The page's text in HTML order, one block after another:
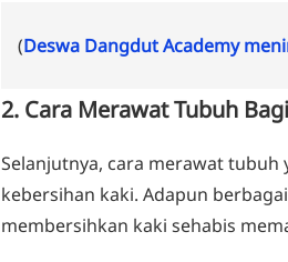
(Deswa Dangdut Academy
2. Cara Merawat Tubuh
Selanjutnya, cara merawat
kebersihan kaki. Adapun
membersihkan kaki sehabis